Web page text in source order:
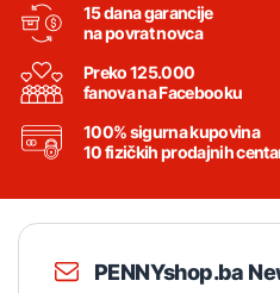
15 dana garancije
na povrat novca
Preko 125.000
fanova na Facebooku
100% sigurna kupovina
10 fizičkih prodajnih
PENNYshop.ba